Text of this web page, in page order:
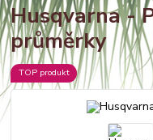
Husqvarna -
průměrky
TOP produkt